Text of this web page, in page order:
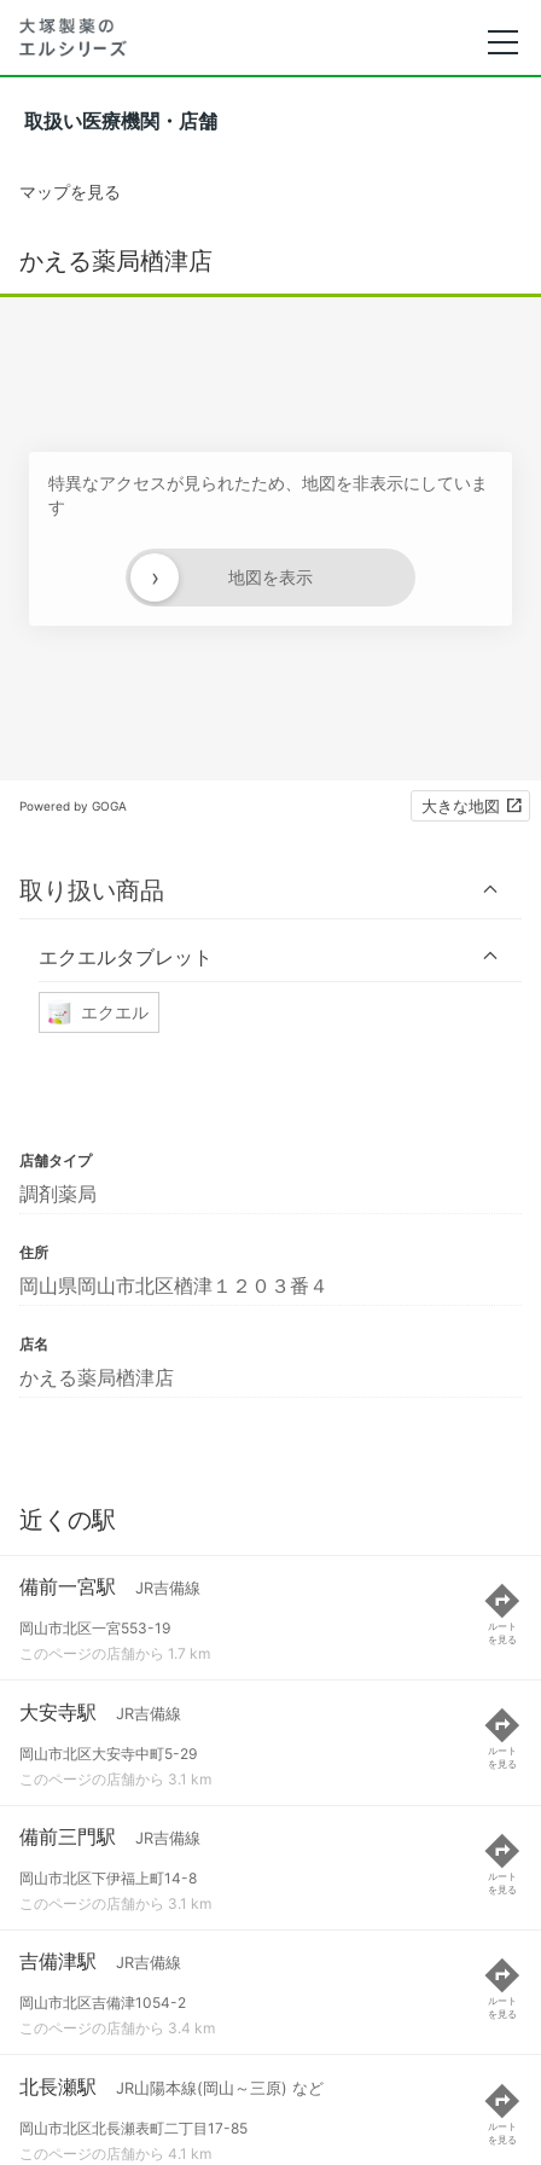
取扱い医療機関・店舗
マップを見る
かえる薬局楢津店
特異なアクセスが見られたため、地図を非表示にしていま
す
地図を表示
›
Powered by GOGA 大きな地図
取り扱い商品
エクエルタブレット
エクエル
店舗タイプ
調剤薬局
住所
岡山県岡山市北区楢津１２０３番４
店名
かえる薬局楢津店
近くの駅
備前一宮駅 JR吉備線
岡山市北区一宮553-19
このページの店舗から 1.7 km
ルート
を見る
大安寺駅 JR吉備線
岡山市北区大安寺中町5-29
このページの店舗から 3.1 km
ルート
を見る
備前三門駅 JR吉備線
岡山市北区下伊福上町14-8
このページの店舗から 3.1 km
ルート
を見る
吉備津駅 JR吉備線
岡山市北区吉備津1054-2
このページの店舗から 3.4 km
ルート
を見る
北長瀬駅 JR山陽本線(岡山～三原) など
岡山市北区北長瀬表町二丁目17-85
このページの店舗から 4.1 km
ルート
を見る